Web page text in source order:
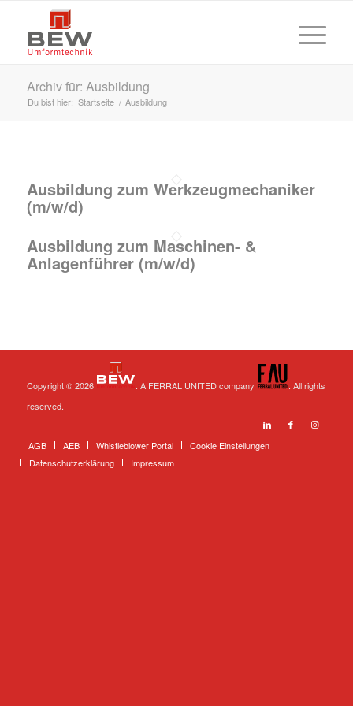
Archiv für: Ausbildung
Du bist hier: Startseite / Ausbildung
Ausbildung zum Werkzeugmechaniker
(m/w/d)
Ausbildung zum Maschinen- &
Anlagenführer (m/w/d)
Copyright © 2026 . A FERRAL UNITED company
. All rights
reserved.
AGB AEB Whistleblower Portal
Cookie Einstellungen
Datenschutzerklärung
Impressum